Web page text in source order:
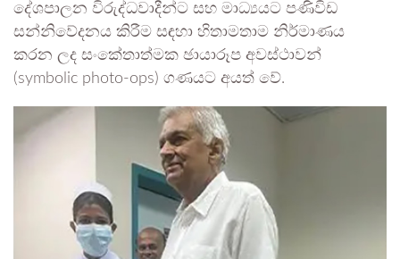
දේශපාලන විරුද්ධවාදීන්ට සහ මාධ්‍යයට පණිවිඩ
සන්නිවේදනය කිරීම සඳහා හිතාමතාම නිර්මාණය
කරන ලද සංකේතාත්මක ඡායාරූප අවස්ථාවන්
(symbolic photo-ops) ගණයට අයත් වේ.